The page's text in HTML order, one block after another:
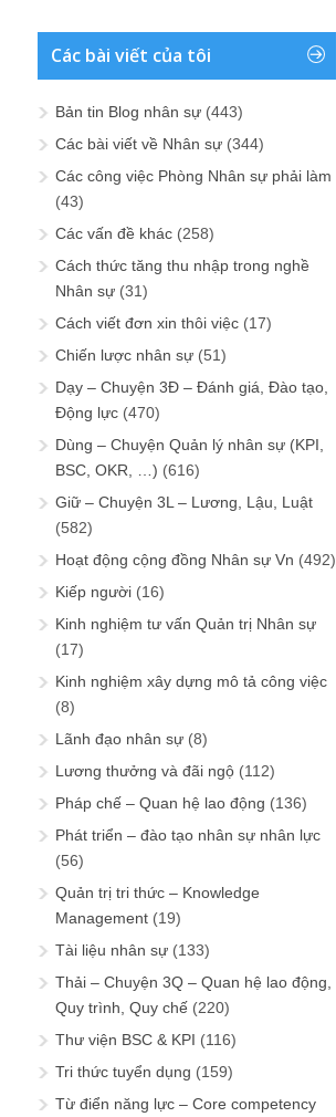
Các bài viết của tôi
Bản tin Blog nhân sự (443)
Các bài viết về Nhân sự (344)
Các công việc Phòng Nhân sự phải làm
(43)
Các vấn đề khác (258)
Cách thức tăng thu nhập trong nghề
Nhân sự (31)
Cách viết đơn xin thôi việc (17)
Chiến lược nhân sự (51)
Dạy – Chuyện 3Đ – Đánh giá, Đào tạo,
Động lực (470)
Dùng – Chuyện Quản lý nhân sự (KPI,
BSC, OKR, …) (616)
Giữ – Chuyện 3L – Lương, Lậu, Luật
(582)
Hoạt động cộng đồng Nhân sự Vn (492)
Kiếp người (16)
Kinh nghiệm tư vấn Quản trị Nhân sự
(17)
Kinh nghiệm xây dựng mô tả công việc
(8)
Lãnh đạo nhân sự (8)
Lương thưởng và đãi ngộ (112)
Pháp chế – Quan hệ lao động (136)
Phát triển – đào tạo nhân sự nhân lực
(56)
Quản trị tri thức – Knowledge
Management (19)
Tài liệu nhân sự (133)
Thải – Chuyện 3Q – Quan hệ lao động,
Quy trình, Quy chế (220)
Thư viện BSC & KPI (116)
Tri thức tuyển dụng (159)
Từ điển năng lực – Core competency